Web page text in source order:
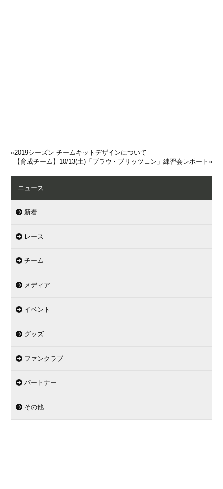
«2019シーズン チームキットデザインについて
【育成チーム】10/13(土)「ブラウ・ブリッツェン」練習会レポート »
ニュース
新着
レース
チーム
メディア
イベント
グッズ
ファンクラブ
パートナー
その他